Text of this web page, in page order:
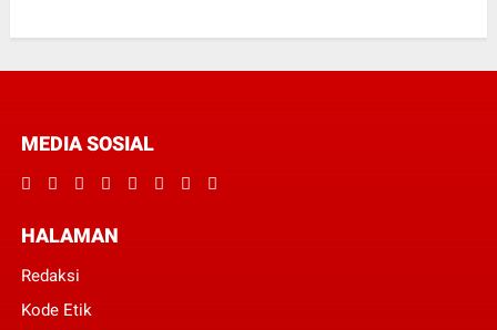
MEDIA SOSIAL
HALAMAN
Redaksi
Kode Etik